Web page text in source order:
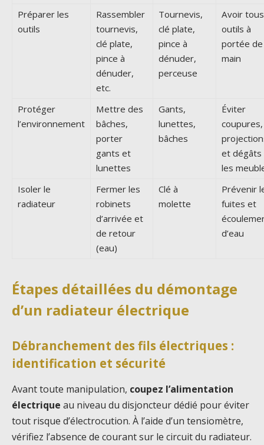
Préparer les
outils
Rassembler
tournevis,
clé plate,
pince à
dénuder,
etc.
Tournevis,
clé plate,
pince à
dénuder,
perceuse
Avoir
outils à
portée de
main
Protéger
l’environnement
Mettre des
bâches,
porter
gants et
lunettes
Gants,
lunettes,
bâches
Éviter
coupures,
et dégâts
les
Isoler le
radiateur
Fermer les
robinets
d’arrivée et
de retour
(eau)
Clé à
molette
Prévenir
fuites et
d’eau
Étapes détaillées du démontage
d’un radiateur électrique
Débranchement des fils électriques :
identification et sécurité
Avant toute manipulation, coupez l’alimentation
électrique au niveau du disjoncteur dédié pour éviter
tout risque d’électrocution. À l’aide d’un tensiomètre,
vérifiez l’absence de courant sur le circuit du radiateur.